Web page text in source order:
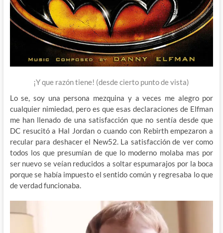
¡Y que razón tiene! (desde cierto punto de vista)
Lo se, soy una persona mezquina y a veces me alegro por
cualquier nimiedad, pero es que esas declaraciones de Elfman
me han llenado de una satisfacción que no sentía desde que
DC resucitó a Hal Jordan o cuando con Rebirth empezaron a
recular para deshacer el New52. La satisfacción de ver como
todos los que presumían de que lo moderno molaba mas por
ser nuevo se veían reducidos a soltar espumarajos por la boca
porque se había impuesto el sentido común y regresaba lo que
de verdad funcionaba.